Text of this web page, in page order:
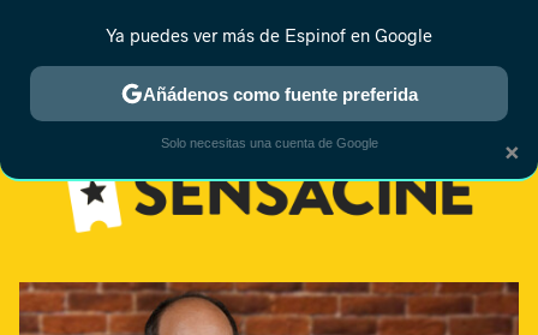
×
Ya puedes ver más de Espinof en Google
Añádenos como fuente preferida
Solo necesitas una cuenta de Google